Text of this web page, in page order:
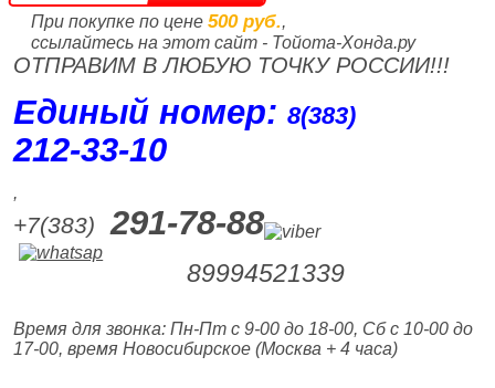
При покупке по цене 500 руб.,
ссылайтесь на этот сайт - Тойота-Хонда.ру
ОТПРАВИМ В ЛЮБУЮ ТОЧКУ РОССИИ!!!
Единый номер:8(383)
212‑33‑10
,
+7(383) 291-78-88
89994521339
Время для звонка: Пн-Пт с 9-00 до 18-00, Сб с 10-00 до
17-00, время Новосибирское (Москва + 4 часа)